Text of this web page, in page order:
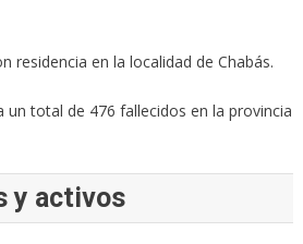
residencia en la localidad de Chabás.
un total de 476 fallecidos en la provincia
y activos